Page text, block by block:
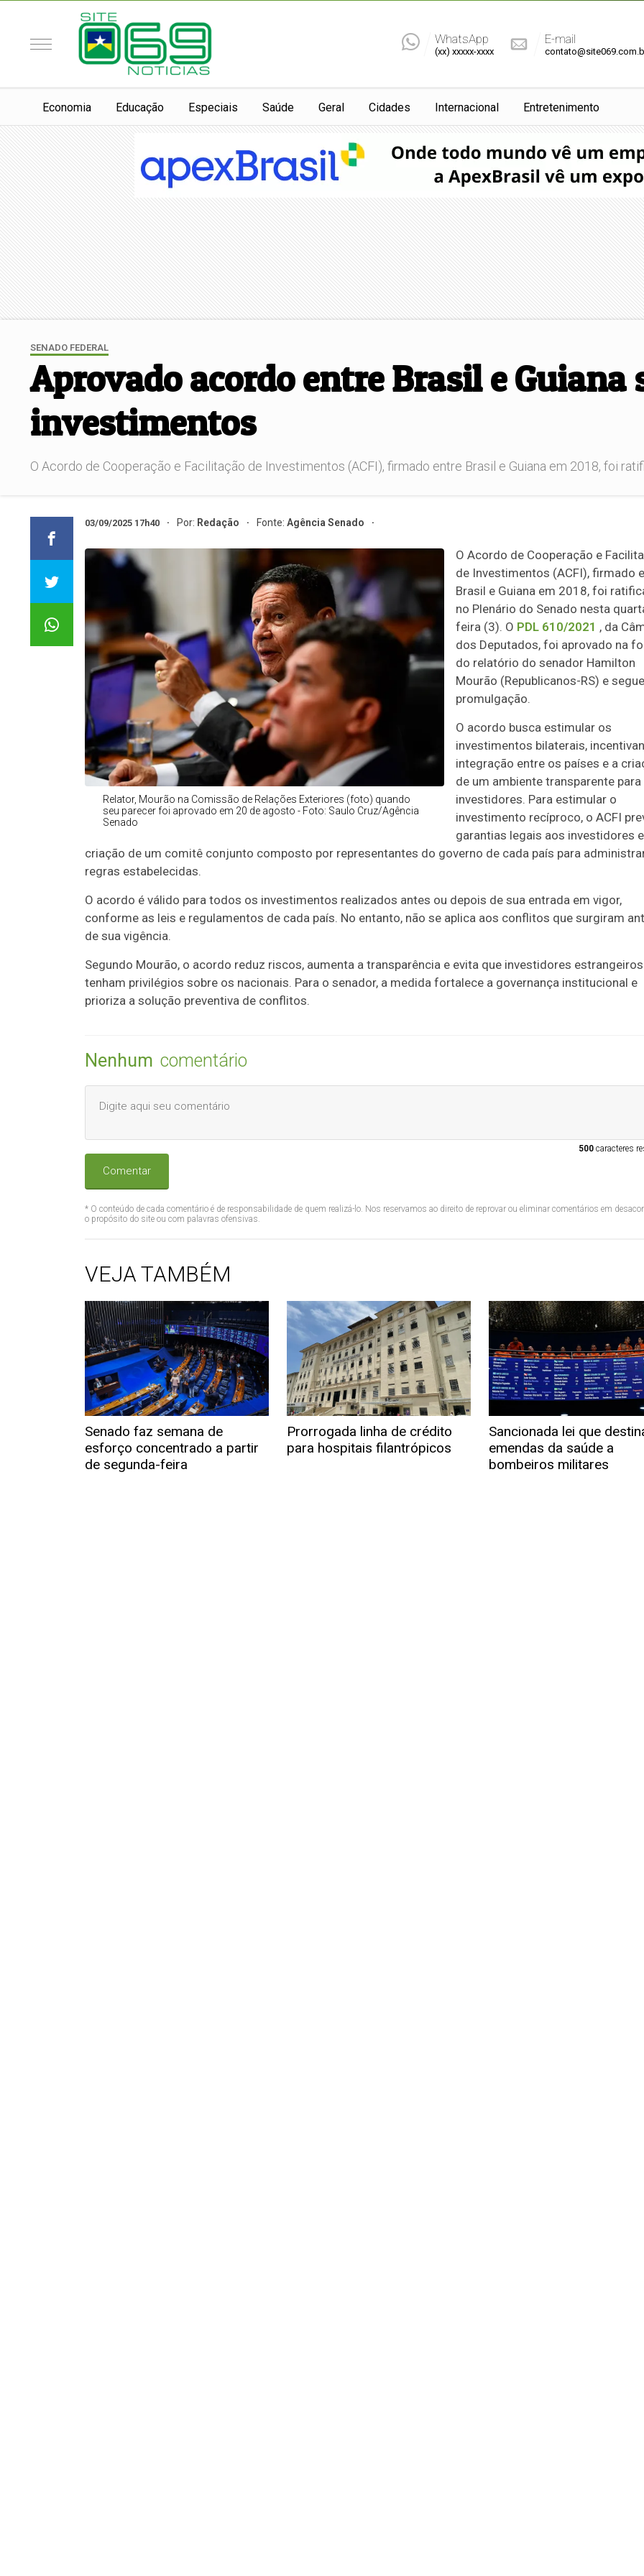
E-mail
WhatsApp
(xx) xxxxx-xxxx
Economia Educação Especiais Saúde Geral Cidades Internacional Entretenimento
SENADO FEDERAL
Aprovado acordo entre Brasil e Guiana
investimentos
O Acordo de Cooperação e Facilitação de Investimentos (ACFI), firmado entre Brasil e Guiana em 2018, foi
03/09/2025 17h40 Por: Redação Fonte: Agência Senado
Relator, Mourão na Comissão de Relações Exteriores (foto) quando
seu parecer foi aprovado em 20 de agosto - Foto: Saulo Cruz/Agência
Senado
O Acordo de Cooperação e
de Investimentos (ACFI), firmado
Brasil e Guiana em 2018, foi
no Plenário do Senado nesta
feira (3). O PDL 610/2021 , da
dos Deputados, foi aprovado na
do relatório do senador Hamilton
Mourão (Republicanos-RS) e
promulgação.
O acordo busca estimular os
investimentos bilaterais,
integração entre os países e a
de um ambiente transparente
investidores. Para estimular o
investimento recíproco, o ACFI
garantias legais aos investidores
criação de um comitê conjunto composto por representantes do governo de cada país para
regras estabelecidas.
O acordo é válido para todos os investimentos realizados antes ou depois de sua entrada em vigor,
conforme as leis e regulamentos de cada país. No entanto, não se aplica aos conflitos que surgiram
de sua vigência.
Segundo Mourão, o acordo reduz riscos, aumenta a transparência e evita que investidores estrangeiros
tenham privilégios sobre os nacionais. Para o senador, a medida fortalece a governança institucional e
prioriza a solução preventiva de conflitos.
Nenhum comentário
500caracteres
Comentar
* O conteúdo de cada comentário é de responsabilidade de quem realizá-lo. Nos reservamos ao direito de reprovar ou eliminar comentários em
o propósito do site ou com palavras ofensivas.
VEJA TAMBÉM
Senado faz semana de
esforço concentrado a partir
de segunda-feira
Prorrogada linha de crédito
para hospitais filantrópicos
Sancionada lei que
emendas da saúde a
bombeiros militares